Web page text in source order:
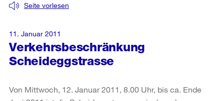
Verkehrsbeschränkung
Scheideggstrasse
Seite vorlesen
11. Januar 2011
Von Mittwoch, 12. Januar 2011, 8.00 Uhr, bis ca. Ende